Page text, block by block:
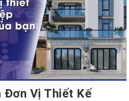
Đơn Vị Thiết Kế